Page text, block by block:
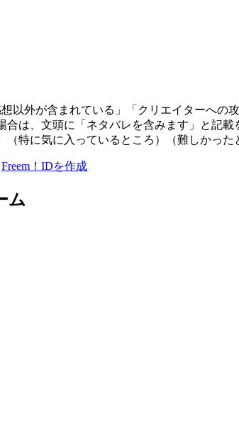
以外が含まれている」「クリエイターへの
は、文頭に「ネタバレを含みます」と記載
特に気に入っているところ）（難しかった
Freem！IDを作成
ム